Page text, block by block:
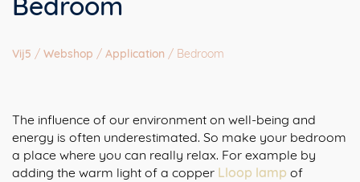
Vij5 / Webshop / Application / Bedroom
The influence of our environment on well-being and
energy is often underestimated. So make your bedroom
a place where you can really relax. For example by
adding the warm light of a copper Lloop lamp of